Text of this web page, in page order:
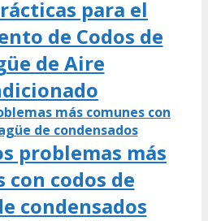
para el
de Codos de
de Aire
problemas más
con codos de
condensados